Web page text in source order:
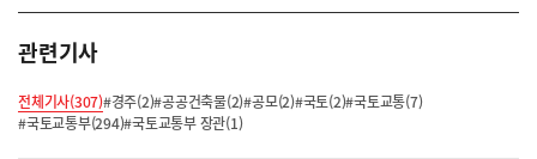
관련기사
전체기사(307)#경주(2)#공공건축물(2)#공모(2)#국토(2)#국토교통(7)
#국토교통부(294)#국토교통부 장관(1)